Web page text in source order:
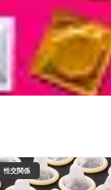
性交関係